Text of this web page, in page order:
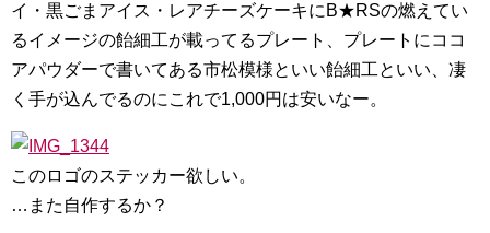
イ・黒ごまアイス・レアチーズケーキにB★RSの燃えてい
るイメージの飴細工が載ってるプレート、プレートにココ
アパウダーで書いてある市松模様といい飴細工といい、凄
く手が込んでるのにこれで1,000円は安いなー。
このロゴのステッカー欲しい。
…また自作するか？